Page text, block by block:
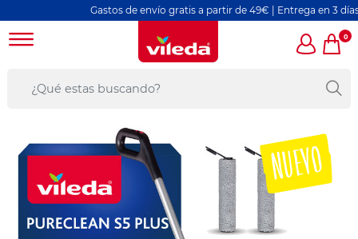
Gastos de envío gratis a partir de 49€ | Entrega en 3 días
0
NUEVO